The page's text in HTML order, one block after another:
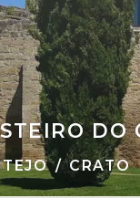
DO
CRATO